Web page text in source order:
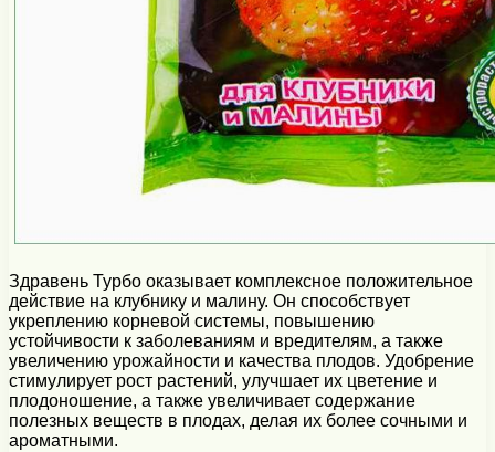
Здравень Турбо оказывает комплексное положительное
действие на клубнику и малину. Он способствует
укреплению корневой системы, повышению
устойчивости к заболеваниям и вредителям, а также
увеличению урожайности и качества плодов. Удобрение
стимулирует рост растений, улучшает их цветение и
плодоношение, а также увеличивает содержание
полезных веществ в плодах, делая их более сочными и
ароматными.